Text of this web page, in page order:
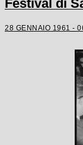
Festival di
28 GENNAIO 1961 -